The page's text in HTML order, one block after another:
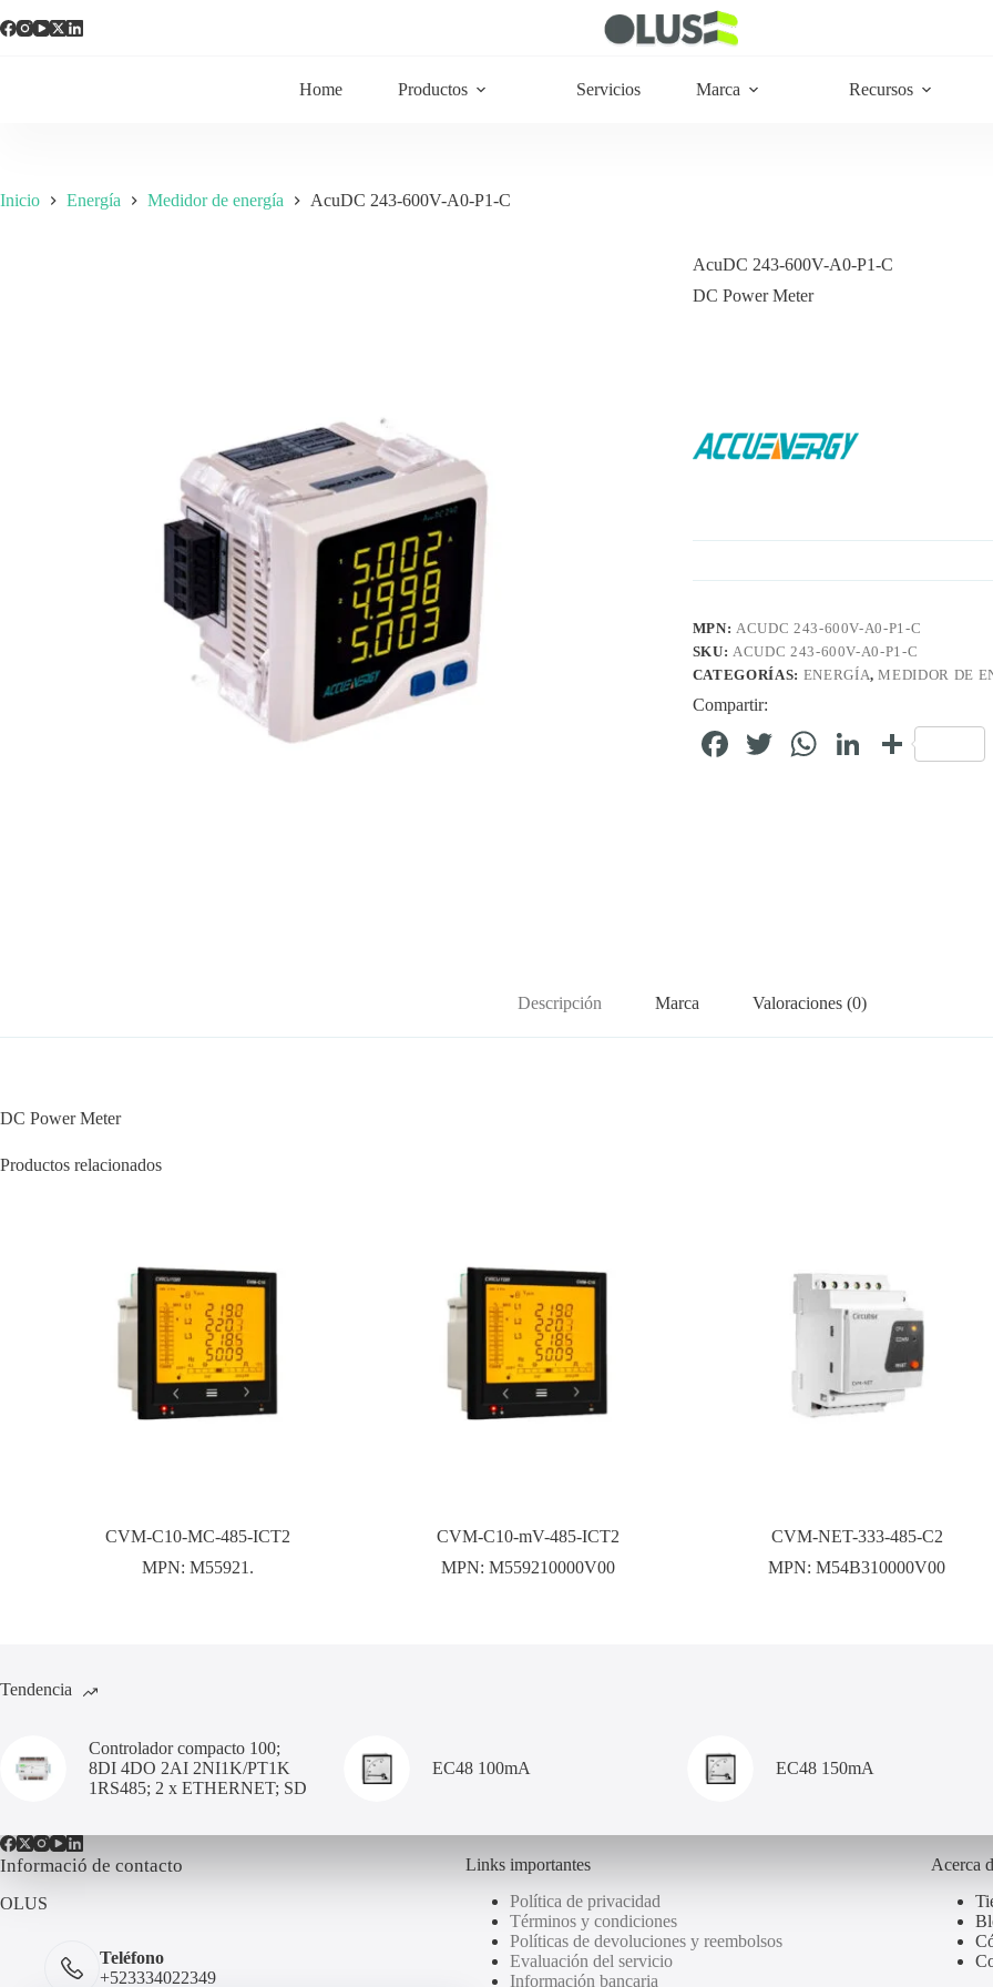
Home Productos Servicios Marca Recursos
Inicio Energía Medidor de energía AcuDC 243-600V-A0-P1-C
AcuDC 243-600V-A0-P1-C
DC Power Meter
MPN:ACUDC 243-600V-A0-P1-C
SKU:ACUDC 243-600V-A0-P1-C
CATEGORÍAS: ENERGÍA,MEDIDOR DE
Compartir:
Fa T
W
Li C
Descripción Marca Valoraciones (0)
DC Power Meter
Productos relacionados
CVM-C10-MC-485-ICT2
MPN:M55921.
CVM-C10-mV-485-ICT2
MPN: M559210000V00
CVM-NET-333-485-C2
MPN:M54B310000V00
Tendencia
Controlador compacto 100;
8DI 4DO 2AI 2NI1K/PT1K
1RS485; 2 x ETHERNET; SD
EC48 100mA EC48 150mA
Informació de contacto
OLUS
Teléfono
+523334022349
Links importantes
Política de privacidad
Términos y condiciones
Políticas de devoluciones y reembolsos
Evaluación del servicio
Información bancaria
Acerca